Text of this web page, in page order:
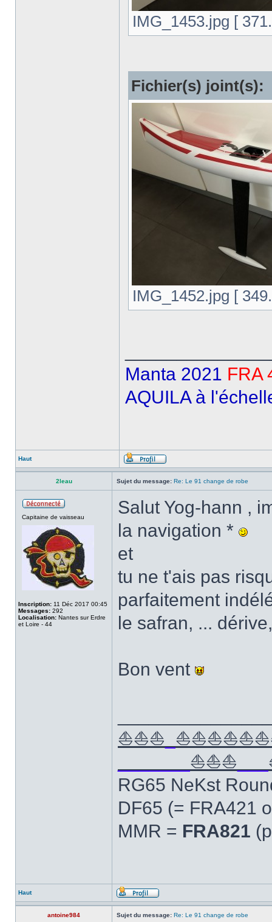
IMG_1453.jpg [
Fichier(s) joint(s):
IMG_1452.jpg [
Manta 2021 FRA
AQUILA à
Haut
2leau Sujet du message: Re: Le 91 change de robe
Capitaine de vaisseau
Inscription: 11 Déc 2017 00:45
Messages: 292
Localisation: Nantes sur Erdre
et Loire - 44
Salut Yog-hann ,
la navigation *
et
tu ne t'ais pas
parfaitement
le safran, ...
Bon vent
⛵⛵⛵
⛵⛵⛵
RG65 NeKst
DF65 (= FRA421
MMR = FRA821
Haut
antoine984 Sujet du message: Re: Le 91 change de robe